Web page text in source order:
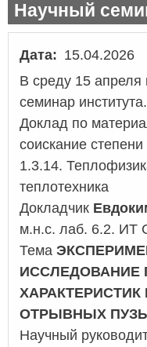
навигации
Научный
Дата
15.04.2026
В среду 15 апреля
семинар института.
Доклад по
соискание
1.3.14.
теплотехника
Докладчик
м.н.с. лаб. 6.2. ИТ
Тема
ИССЛЕДОВАНИЕ
ОТРЫВНЫХ
Научный